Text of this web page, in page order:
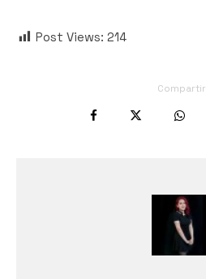
Post Views: 214
Compartir